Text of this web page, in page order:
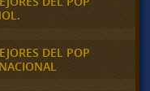
DEL POP